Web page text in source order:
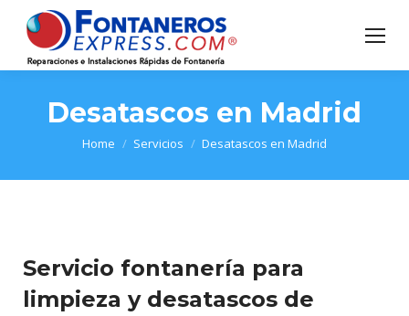
Desatascos en Madrid
You are here:
Home Servicios Desatascos en Madrid
Servicio fontanería para
limpieza y desatascos de